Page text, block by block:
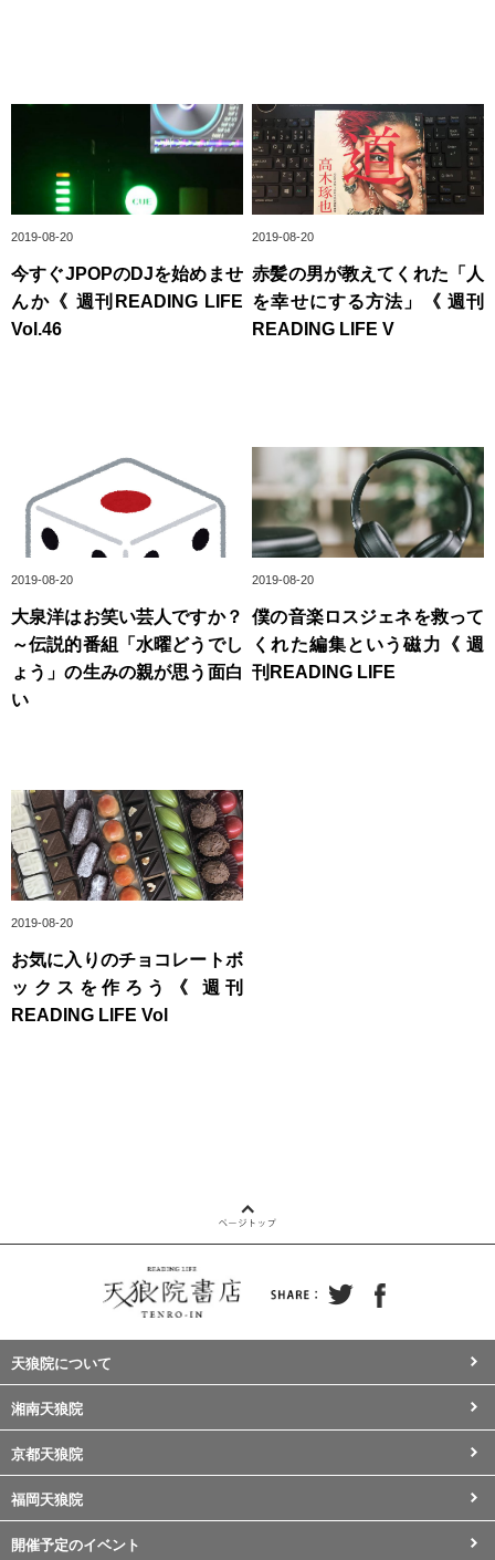
2019-08-20
今すぐJPOPのDJを始めませ
んか《 週刊READING LIFE
Vol.46
2019-08-20
赤髪の男が教えてくれた「人
を幸せにする方法」《 週刊
READING LIFE V
2019-08-20
大泉洋はお笑い芸人ですか？
～伝説的番組「水曜どうでし
ょう」の生みの親が思う面白
い
2019-08-20
僕の音楽ロスジェネを救って
くれた編集という磁力《 週
刊READING LIFE
2019-08-20
お気に入りのチョコレートボ
ックスを作ろう《 週刊
READING LIFE Vol
天狼院について
湘南天狼院
京都天狼院
福岡天狼院
開催予定のイベント